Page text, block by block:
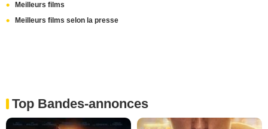
Meilleurs films
Meilleurs films selon la presse
Top Bandes-annonces